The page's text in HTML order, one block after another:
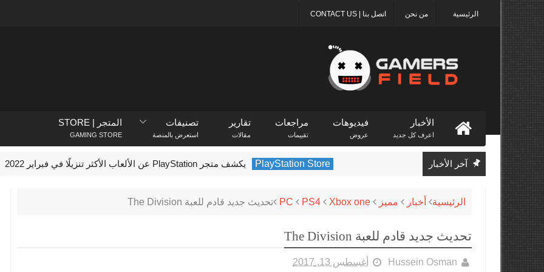
اتصل بنا | CONTACT US من نحن الرئيسية
الأخبار
اعرف كل جديد
فيديوهات
عروض
مراجعات
تقييمات
تقارير
مقالات
تصنيفات
استعرض بالمنصة
المتجر | STORE
GAMING STORE
آخر الأخبار PlayStation Store يكشف متجر PlayStation عن الألعاب الأكثر تنزيلًا في فبراير 2022
الرئيسية أخبار مميز PC PS4 Xbox one تحديث جديد قادم للعبة The Division
تحديث جديد قادم للعبة The Division
Hussein Osman أغسطس 13, 2017